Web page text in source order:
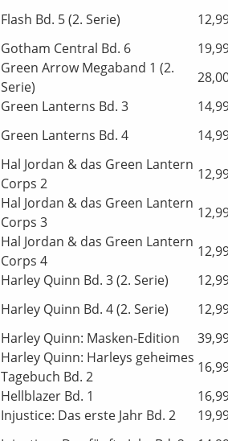
Flash Bd. 5 (2. Serie)
Gotham Central Bd. 6
Green Arrow Megaband 1 (2.
Serie)
Green Lanterns Bd. 3
Green Lanterns Bd. 4
Hal Jordan & das Green Lantern
Corps 2
Hal Jordan & das Green Lantern
Corps 3
Hal Jordan & das Green Lantern
Corps 4
Harley Quinn Bd. 3 (2. Serie)
Harley Quinn Bd. 4 (2. Serie)
Harley Quinn: Masken-Edition
Harley Quinn: Harleys geheimes
Tagebuch Bd. 2
Hellblazer Bd. 1
Injustice: Das erste Jahr Bd. 2